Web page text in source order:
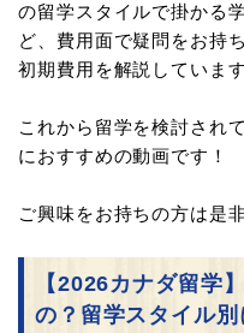
の留学スタイルで掛かる
ど、費用面で疑問をお持
初期費用を解説しています
これから留学を検討され
におすすめの動画です！
ご興味をお持ちの方は是
【2026カナダ留学
の？留学スタイル